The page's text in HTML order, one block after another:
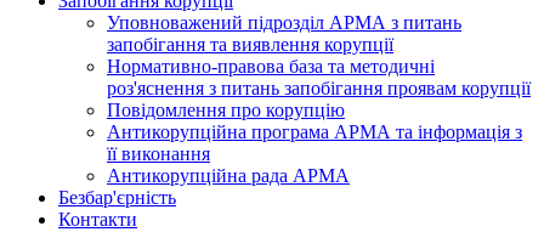
Уповноважений підрозділ АРМА з питань
запобігання та виявлення корупції
Нормативно-правова база та методичні
роз'яснення з питань запобігання проявам корупції
Повідомлення про корупцію
Антикорупційна програма АРМА та інформація з
її виконання
Антикорупційна рада АРМА
Безбар'єрність
Контакти